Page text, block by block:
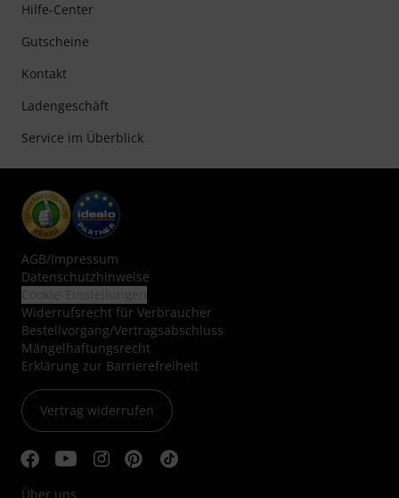
Hilfe-Center
Gutscheine
Kontakt
Ladengeschäft
Service im Überblick
AGB/Impressum
Datenschutzhinweise
Widerrufsrecht für Verbraucher
Bestellvorgang/Vertragsabschluss
Mängelhaftungsrecht
Erklärung zur Barrierefreiheit
Vertrag widerrufen
Über uns